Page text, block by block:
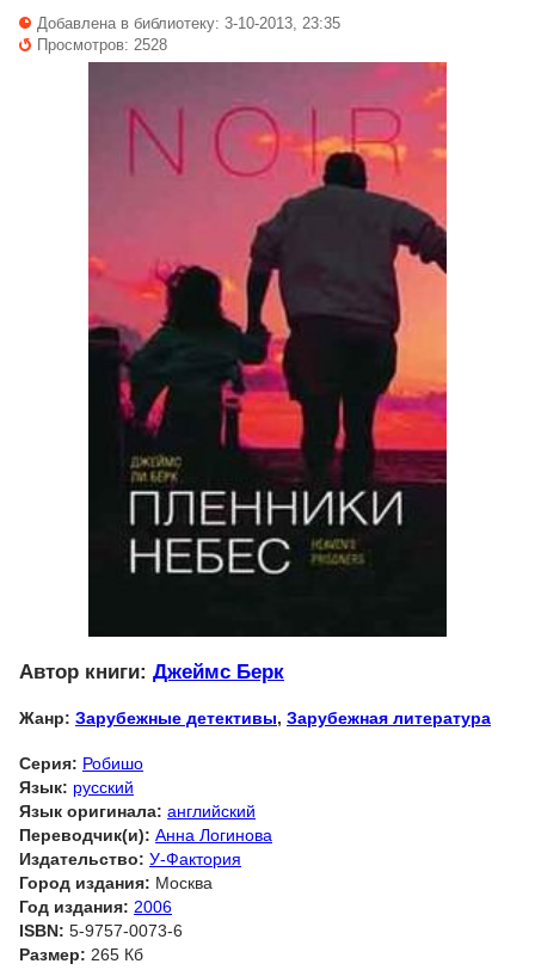
Добавлена в библиотеку: 3-10-2013, 23:35
Просмотров: 2528
Автор книги: Джеймс Берк
Жанр: Зарубежные детективы, Зарубежная литература
Серия: Робишо
Язык: русский
Язык оригинала: английский
Переводчик(и): Анна Логинова
Издательство: У-Фактория
Город издания: Москва
Год издания: 2006
ISBN: 5-9757-0073-6
Размер: 265 Кб